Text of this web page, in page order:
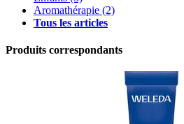
Aromathérapie (2)
Tous les articles
Produits correspondants